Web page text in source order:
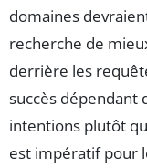
domaines
recherche de
derrière les
succès dépendant
intentions plutôt
est impératif pour